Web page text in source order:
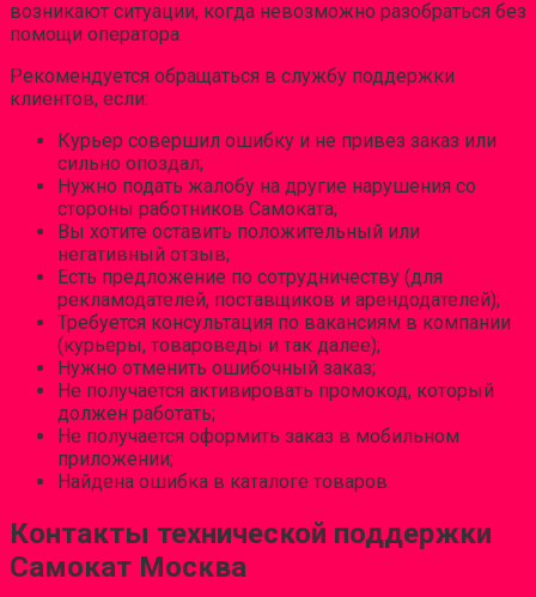
возникают ситуации, когда невозможно разобраться без
помощи оператора.
Рекомендуется обращаться в службу поддержки
клиентов, если:
Курьер совершил ошибку и не привез заказ или
сильно опоздал;
Нужно подать жалобу на другие нарушения со
стороны работников Самоката;
Вы хотите оставить положительный или
негативный отзыв;
Есть предложение по сотрудничеству (для
рекламодателей, поставщиков и арендодателей);
Требуется консультация по вакансиям в компании
(курьеры, товароведы и так далее);
Нужно отменить ошибочный заказ;
Не получается активировать промокод, который
должен работать;
Не получается оформить заказ в мобильном
приложении;
Найдена ошибка в каталоге товаров.
Контакты технической поддержки
Самокат Москва